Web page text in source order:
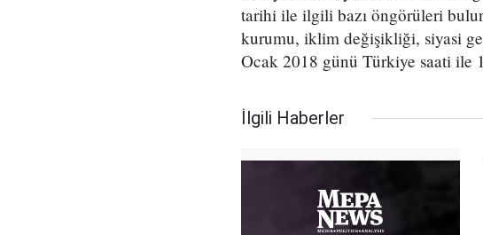
tarihi ile ilgili bazı öngörüleri
kurumu, iklim değişikliği, siyasi
Ocak 2018 günü Türkiye saati ile
İlgili Haberler